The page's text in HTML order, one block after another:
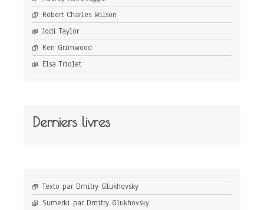
Robert Charles Wilson
Jodi Taylor
Ken Grimwood
Elsa Triolet
Derniers livres
Texto par Dmitry Glukhovsky
Sumerki par Dmitry Glukhovsky